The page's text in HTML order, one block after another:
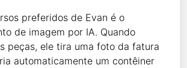
preferidos de Evan é o
de imagem por IA. Quando
peças, ele tira uma foto da fatura
automaticamente um contêiner